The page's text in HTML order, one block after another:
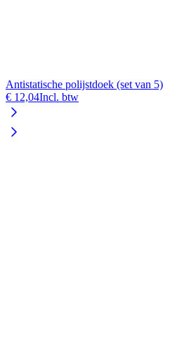
Antistatische polijstdoek (set van 5)
€ 12,04Incl. btw